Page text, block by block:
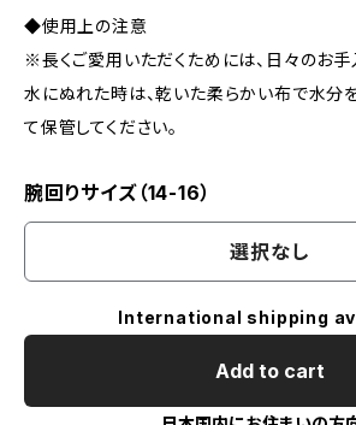
◆使用上の注意
※長くご愛用いただくためには、日々のお手
水にぬれた時は、乾いた柔らかい布で水分
て保管してください。
腕回りサイズ（14-16）
選択なし
International shipping
Add to cart